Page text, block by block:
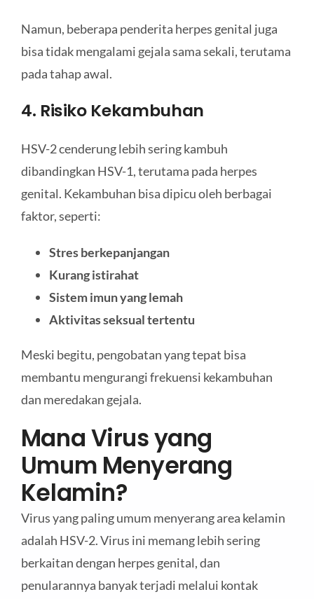
Namun, beberapa penderita herpes genital juga
bisa tidak mengalami gejala sama sekali, terutama
pada tahap awal.
4. Risiko Kekambuhan
HSV-2 cenderung lebih sering kambuh
dibandingkan HSV-1, terutama pada herpes
genital. Kekambuhan bisa dipicu oleh berbagai
faktor, seperti:
Stres berkepanjangan
Kurang istirahat
Sistem imun yang lemah
Aktivitas seksual tertentu
Meski begitu, pengobatan yang tepat bisa
membantu mengurangi frekuensi kekambuhan
dan meredakan gejala.
Mana Virus yang
Umum Menyerang
Kelamin?
Virus yang paling umum menyerang area kelamin
adalah HSV-2. Virus ini memang lebih sering
berkaitan dengan herpes genital, dan
penularannya banyak terjadi melalui kontak